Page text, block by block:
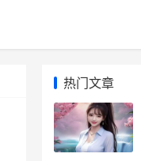
热门文章